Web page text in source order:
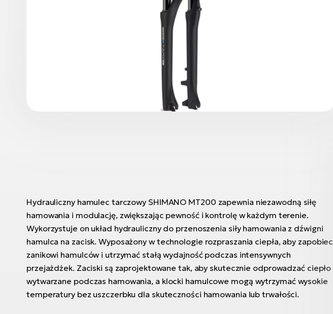
Hydrauliczny hamulec tarczowy SHIMANO MT200 zapewnia niezawodną siłę
hamowania i modulację, zwiększając pewność i kontrolę w każdym terenie.
Wykorzystuje on układ hydrauliczny do przenoszenia siły hamowania z dźwigni
hamulca na zacisk. Wyposażony w technologie rozpraszania ciepła, aby zapobiec
zanikowi hamulców i utrzymać stałą wydajność podczas intensywnych
przejażdżek. Zaciski są zaprojektowane tak, aby skutecznie odprowadzać ciepło
wytwarzane podczas hamowania, a klocki hamulcowe mogą wytrzymać wysokie
temperatury bez uszczerbku dla skuteczności hamowania lub trwałości.